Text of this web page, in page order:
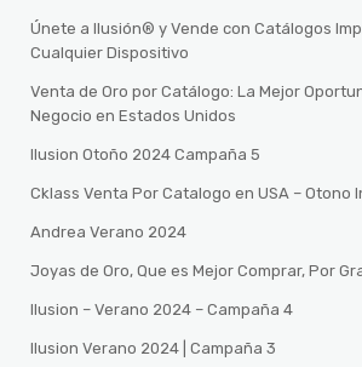
Únete a Ilusión® y Vende con Catálogos
Cualquier Dispositivo
Venta de Oro por Catálogo: La Mejor
Negocio en Estados Unidos
Ilusion Otoño 2024 Campaña 5
Cklass Venta Por Catalogo en USA – Otono
Andrea Verano 2024
Joyas de Oro, Que es Mejor Comprar, Por
Ilusion – Verano 2024 – Campaña 4
Ilusion Verano 2024 | Campaña 3